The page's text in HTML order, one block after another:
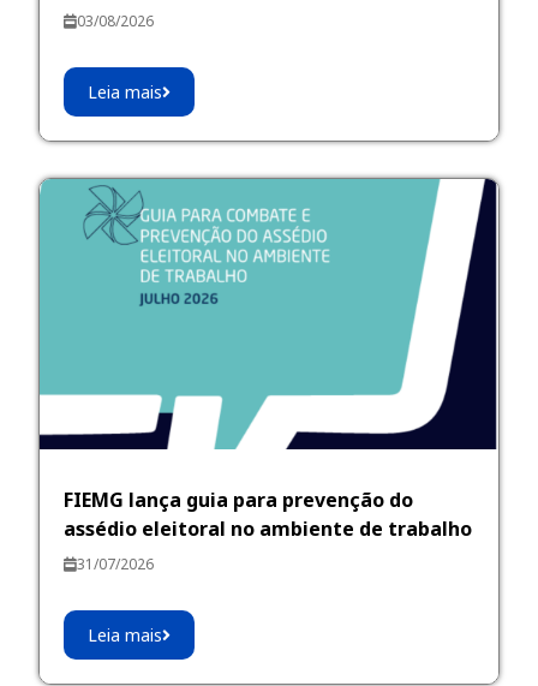
03/08/2026
Leia mais
FIEMG lança guia para prevenção do
assédio eleitoral no ambiente de trabalho
31/07/2026
Leia mais